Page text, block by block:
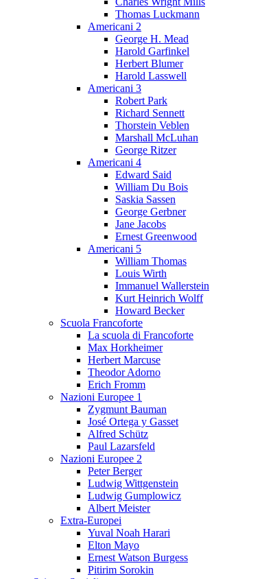
Thomas Luckmann
Americani 2
George H. Mead
Harold Garfinkel
Herbert Blumer
Harold Lasswell
Americani 3
Robert Park
Richard Sennett
Thorstein Veblen
Marshall McLuhan
George Ritzer
Americani 4
Edward Said
William Du Bois
Saskia Sassen
George Gerbner
Jane Jacobs
Ernest Greenwood
Americani 5
William Thomas
Louis Wirth
Immanuel Wallerstein
Kurt Heinrich Wolff
Howard Becker
Scuola Francoforte
La scuola di Francoforte
Max Horkheimer
Herbert Marcuse
Theodor Adorno
Erich Fromm
Nazioni Europee 1
Zygmunt Bauman
José Ortega y Gasset
Alfred Schütz
Paul Lazarsfeld
Nazioni Europee 2
Peter Berger
Ludwig Wittgenstein
Ludwig Gumplowicz
Albert Meister
Extra-Europei
Yuval Noah Harari
Elton Mayo
Ernest Watson Burgess
Pitirim Sorokin